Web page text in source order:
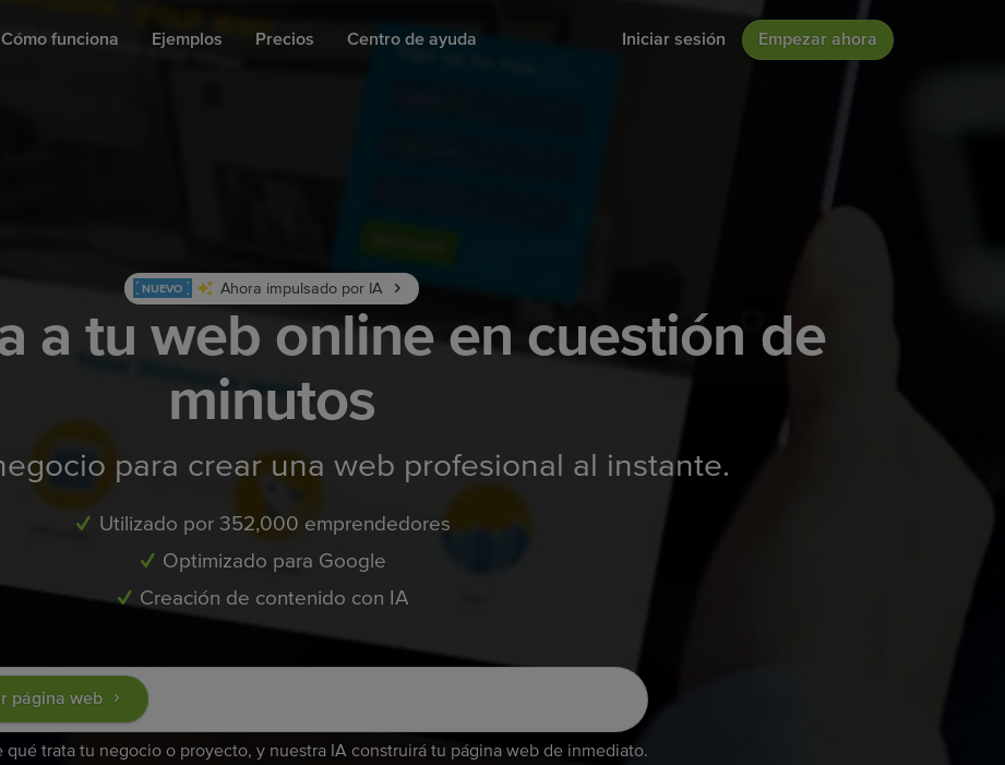
Cómo funciona Ejemplos Precios Centro de ayuda Iniciar sesión Empezar ahora
NUEVO Ahora impulsado por IA
a tu web online en cuestión de
minutos
para crear una web profesional al instante.
Utilizado por 352,000 emprendedores
Optimizado para Google
Creación de contenido con IA
página web
qué trata tu negocio o proyecto, y nuestra IA construirá tu página web de inmediato.